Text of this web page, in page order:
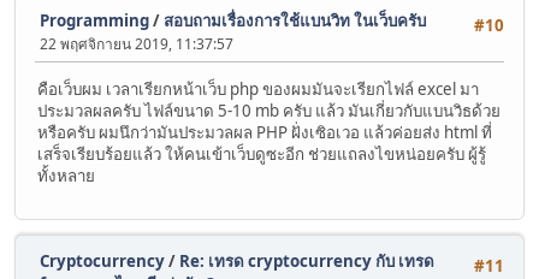
#10
Programming/ สอบถามเรื่องการใช้แบนวิท ในเว็บครับ
22 พฤศจิกายน 2019, 11:37:57
คือเว็บผม เวลาเรียกหน้าเว็บ php ของผมมันจะเรียกไฟล์ excel มา
ประมวลผลครับ ไฟล์ขนาด 5-10 mb ครับ แล้ว มันเกี่ยวกับแบนวิธด้วย
หรือครับ ผมนึกว่ามันประมวลผล PHP ฝั่งเซิอเวอ แล้วค่อยส่ง html ที่
เสร็จเรียบร้อยแล้ว ให้คนเข้าเว็บดูซะอีก ช่วยแถลงไขหน่อยครับ ผู้รู้
ทั้งหลาย
#11
Cryptocurrency/ Re: เทรด cryptocurrency กับ เทรด